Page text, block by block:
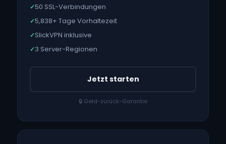
✓50 SSL-Verbindungen
✓5,838+ Tage Vorhaltezeit
✓SlickVPN inklusive
✓3 Server-Regionen
Jetzt starten
🔒 Geld-zurück-Garantie